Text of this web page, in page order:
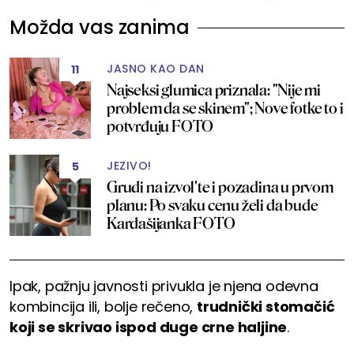
Možda vas zanima
11 JASNO KAO DAN
Najseksi glumica priznala: "Nije mi
problem da se skinem"; Nove fotke to i
potvrđuju FOTO
5 JEZIVO!
Grudi na izvol'te i pozadina u prvom
planu: Po svaku cenu želi da bude
Kardašijanka FOTO
Ipak, pažnju javnosti privukla je njena odevna
kombincija ili, bolje rečeno, trudnički stomačić
koji se skrivao ispod duge crne haljine.